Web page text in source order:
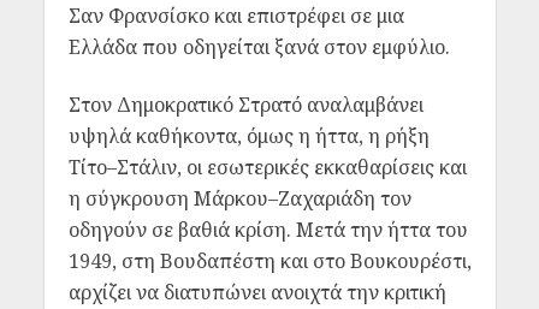
Σαν Φρανσίσκο και επιστρέφει σε μια
Ελλάδα που οδηγείται ξανά στον εμφύλιο.
Στον Δημοκρατικό Στρατό αναλαμβάνει
υψηλά καθήκοντα, όμως η ήττα, η ρήξη
Τίτο–Στάλιν, οι εσωτερικές εκκαθαρίσεις και
η σύγκρουση Μάρκου–Ζαχαριάδη τον
οδηγούν σε βαθιά κρίση. Μετά την ήττα του
1949, στη Βουδαπέστη και στο Βουκουρέστι,
αρχίζει να διατυπώνει ανοιχτά την κριτική